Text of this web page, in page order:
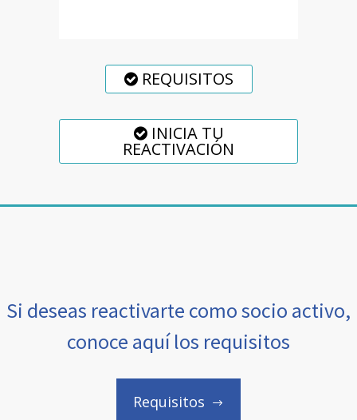
REQUISITOS
INICIA TU
REACTIVACIÓN
Si deseas reactivarte como socio activo,
conoce aquí los requisitos
Requisitos